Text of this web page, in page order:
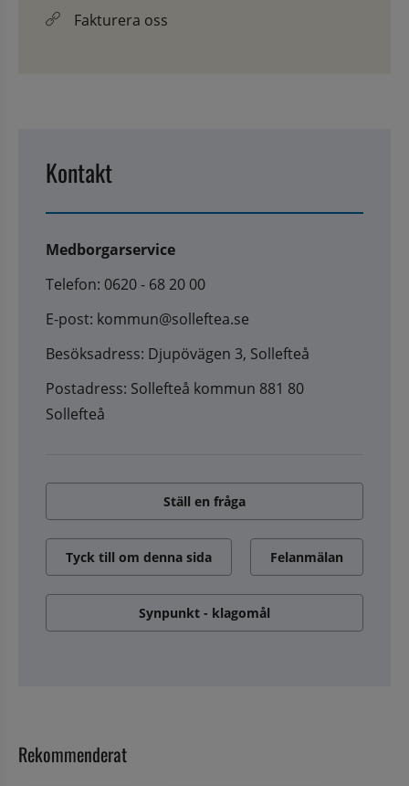
Fakturera oss
Kontakt
Medborgarservice
Telefon: 0620 - 68 20 00
E-post: kommun@solleftea.se
Besöksadress: Djupövägen 3, Sollefteå
Postadress: Sollefteå kommun 881 80
Sollefteå
Ställ en fråga
Tyck till om denna sida Felanmälan
Synpunkt - klagomål
Rekommenderat